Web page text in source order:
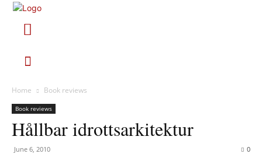
Home Book reviews
Book reviews
Hållbar idrottsarkitektur
June 6, 2010 0